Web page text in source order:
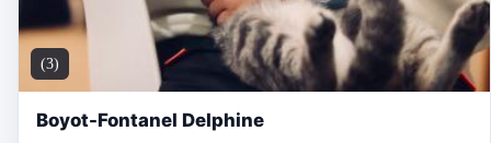
(3)
Boyot-Fontanel Delphine